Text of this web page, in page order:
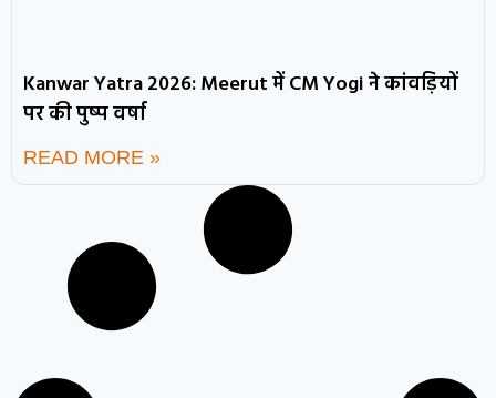
Kanwar Yatra 2026: Meerut में CM Yogi ने कांवड़ियों
पर की पुष्प वर्षा
READ MORE »